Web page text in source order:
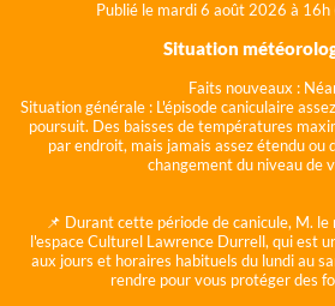
Publié le mardi 6 août 2026 à 16h
Situation
Faits nouveaux :
Situation générale : L'épisode caniculaire
poursuit. Des baisses de températures
par endroit, mais jamais assez étendu ou
changement du niveau de
📌 Durant cette période de canicule, M.
l'espace Culturel Lawrence Durrell, qui est
aux jours et horaires habituels du lundi au
rendre pour vous protéger des